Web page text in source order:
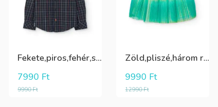
Fekete,piros,fehér,sárga kockás ing
9990Ft
7990 Ft
Zöld,pliszé,három rétegű(alatta csillogó tüll+kiwizöld vászon) szoknya
12990Ft
9990 Ft